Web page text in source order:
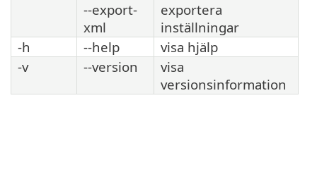
--export-
xml
exportera
inställningar
-h
--help
visa hjälp
-v
--version
visa
versionsinformation